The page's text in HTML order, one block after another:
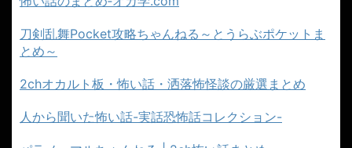
刀剣乱舞Pocket攻略ちゃんねる～とうらぶポケットま
とめ～
2chオカルト板・怖い話・洒落怖怪談の厳選まとめ
人から聞いた怖い話-実話恐怖話コレクション-